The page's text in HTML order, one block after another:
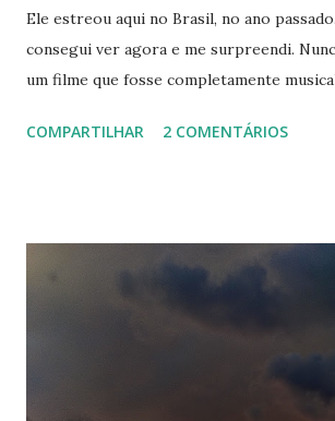
Ele estreou aqui no Brasil, no ano
consegui ver agora e me surpreendi.
um filme que fosse completamente
Rock, Grease, Footloose). Com um
encantadoras. O cenário e a fotografia
tanto que eu assisti pelo computador e
mergulhei na história. Sinopse: Adaptação
Broadway, que por sua vez foi inspirado
escritor Victor Hugo. A história se passa
Revolução Francesa do século XIX. Jean
COMPARTILHAR 2 COMENTÁRIOS